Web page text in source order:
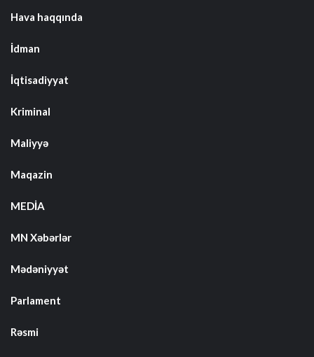
Hava haqqında
İdman
İqtisadiyyat
Kriminal
Maliyyə
Maqazin
MEDİA
MN Xəbərlər
Mədəniyyət
Parlament
Rəsmi